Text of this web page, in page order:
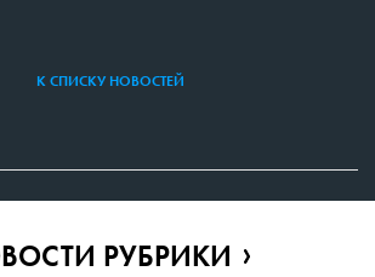
К СПИСКУ НОВОСТЕЙ
РУБРИКИ